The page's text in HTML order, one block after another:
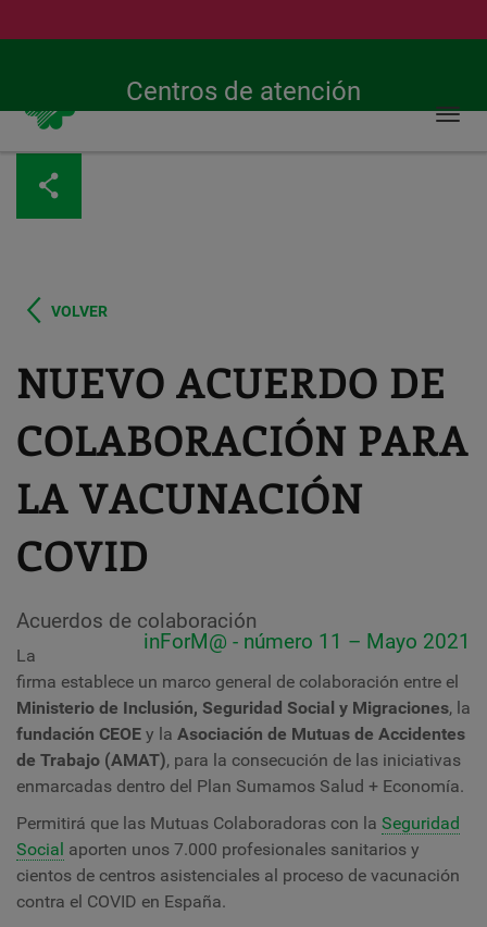
contenido
principal
Centros de atención
Buscar
VOLVER
NUEVO ACUERDO DE
COLABORACIÓN PARA
LA VACUNACIÓN
COVID
Acuerdos de colaboración
inForM@ - número 11 – Mayo 2021
La
firma establece un marco general de colaboración entre el
Ministerio de Inclusión, Seguridad Social y Migraciones, la
fundación CEOE y la Asociación de Mutuas de Accidentes
de Trabajo (AMAT), para la consecución de las iniciativas
enmarcadas dentro del Plan Sumamos Salud + Economía.
Permitirá que las Mutuas Colaboradoras con la Seguridad
Social aporten unos 7.000 profesionales sanitarios y
cientos de centros asistenciales al proceso de vacunación
contra el COVID en España.